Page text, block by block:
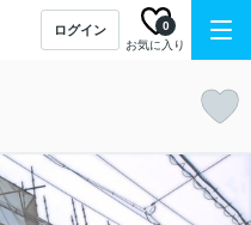
ログイン
お気に入り
0